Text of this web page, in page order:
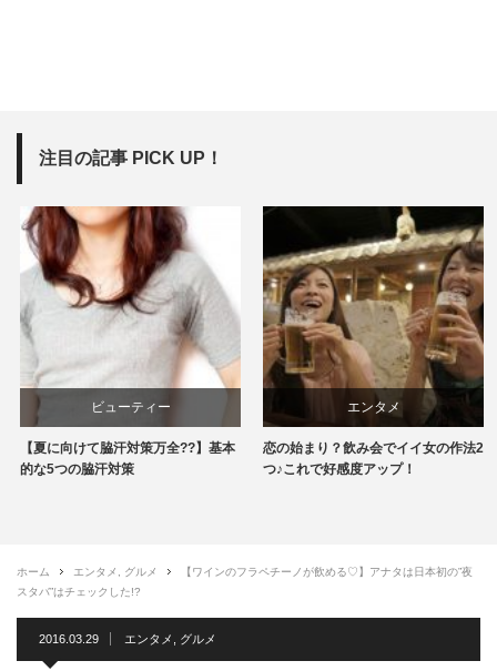
注目の記事 PICK UP！
ビューティー
【夏に向けて脇汗対策万全??】基本
的な5つの脇汗対策
エンタメ
恋の始まり？飲み会でイイ女の作法2
つ♪これで好感度アップ！
ホーム エンタメ グルメ
【ワインのフラペチーノが飲める♡】アナタは日本初の”夜
スタバ”はチェックした!?
2016.03.29 エンタメ グルメ